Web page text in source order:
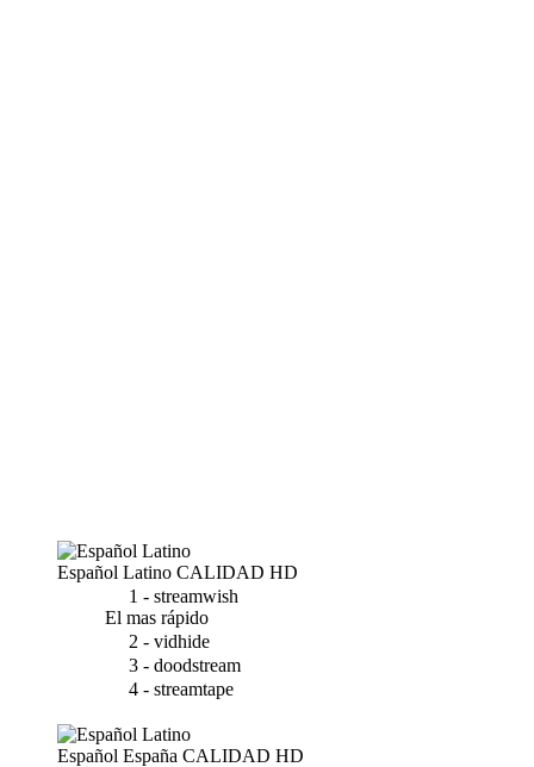
Español Latino CALIDAD HD
1 - streamwish
El mas rápido
2 - vidhide
3 - doodstream
4 - streamtape
Español España CALIDAD HD